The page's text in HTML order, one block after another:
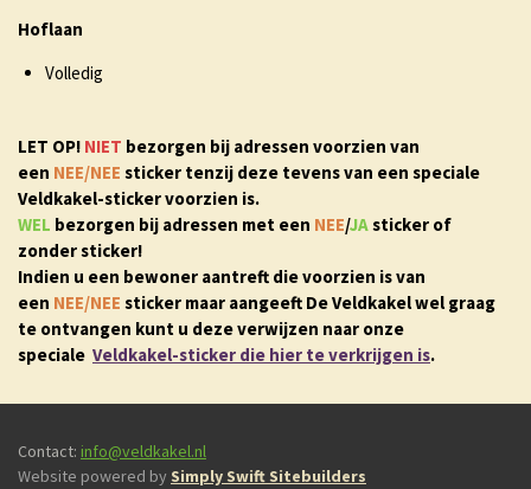
Hoflaan
Volledig
LET OP! NIET bezorgen bij adressen voorzien van
een NEE/NEE sticker tenzij deze tevens van een speciale
Veldkakel-sticker voorzien is.
WEL bezorgen bij adressen met een NEE/JAsticker of
zonder sticker!
Indien u een bewoner aantreft die voorzien is van
een NEE/NEE sticker maar aangeeft De Veldkakel wel graag
te ontvangen kunt u deze verwijzen naar onze
speciale Veldkakel-sticker die hier te verkrijgen is.
Contact: info@veldkakel.nl
Website powered by Simply Swift Sitebuilders